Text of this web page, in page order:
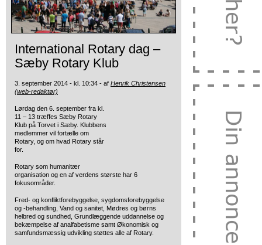
International Rotary dag –
Sæby Rotary Klub
3. september 2014 - kl. 10:34 - af Henrik Christensen
(web-redaktør)
Lørdag den 6. september fra kl.
11 – 13 træffes Sæby Rotary
Klub på Torvet i Sæby. Klubbens
medlemmer vil fortælle om
Rotary, og om hvad Rotary står
for.
Rotary som humanitær
organisation og en af verdens største har 6
fokusområder.
Fred- og konfliktforebyggelse, sygdomsforebyggelse
og -behandling, Vand og sanitet, Mødres og børns
helbred og sundhed, Grundlæggende uddannelse og
bekæmpelse af analfabetisme samt Økonomisk og
samfundsmæssig udvikling støttes alle af Rotary.